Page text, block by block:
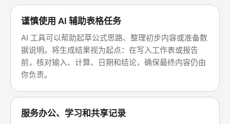
谨慎使用 AI 辅助表格任务
AI 工具可以帮助起草公式思路、整理初步内容或准备数
据说明。将生成结果视为起点：在写入工作表或报告
前，核对输入、计算、日期和结论，确保最终内容仍由
你负责。
服务办公、学习和共享记录